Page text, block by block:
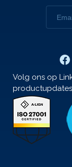
Volg ons op
productupdates